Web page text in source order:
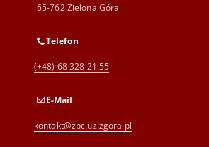
65-762 Zielona Góra
Telefon
(+48) 68 328 21 55
E-Mail
kontakt@zbc.uz.zgora.pl